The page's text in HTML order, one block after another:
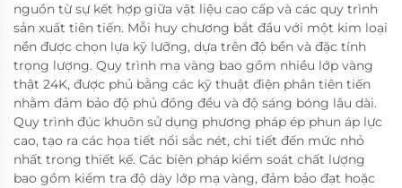
nguồn từ sự kết hợp giữa vật liệu cao cấp và các quy trình
sản xuất tiên tiến. Mỗi huy chương bắt đầu với một kim loại
nền được chọn lựa kỹ lưỡng, dựa trên độ bền và đặc tính
trọng lượng. Quy trình mạ vàng bao gồm nhiều lớp vàng
thật 24K, được phủ bằng các kỹ thuật điện phân tiên tiến
nhằm đảm bảo độ phủ đồng đều và độ sáng bóng lâu dài.
Quy trình đúc khuôn sử dụng phương pháp ép phun áp lực
cao, tạo ra các họa tiết nổi sắc nét, chi tiết đến mức nhỏ
nhất trong thiết kế. Các biện pháp kiểm soát chất lượng
bao gồm kiểm tra độ dày lớp mạ vàng, đảm bảo đạt hoặc